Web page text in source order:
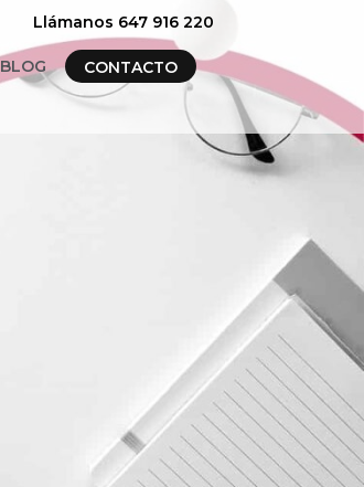
BLOG CONTACTO
Llámanos 647 916 220